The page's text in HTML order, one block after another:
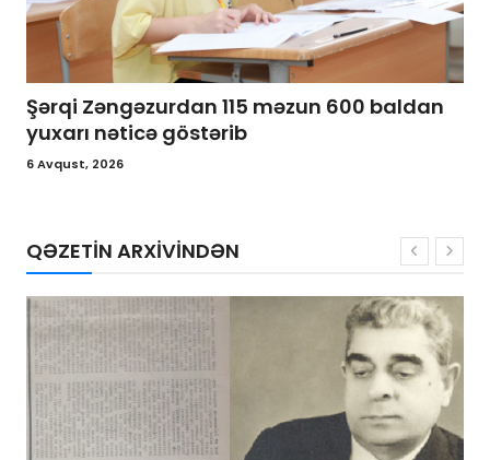
Şərqi Zəngəzurdan 115 məzun 600 baldan
yuxarı nəticə göstərib
6 Avqust, 2026
QƏZETİN ARXİVİNDƏN